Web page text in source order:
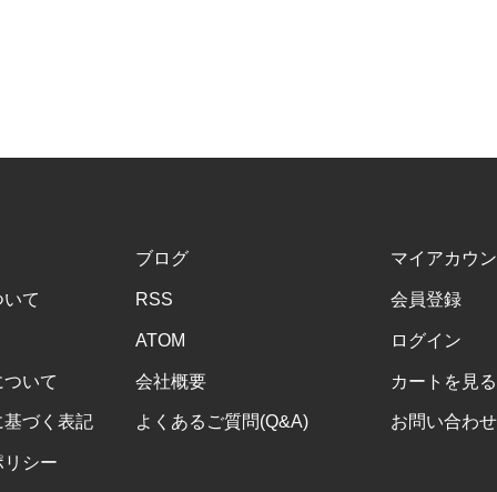
て
いて
づく表記
シー
ブログ
RSS
ATOM
会社概要
よくあるご質問(Q&A)
マイアカウン
会員登録
ログイン
カートを見る
お問い合わせ